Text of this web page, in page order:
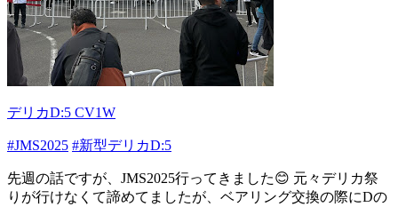
デリカD:5 CV1W
#JMS2025 #新型デリカD:5
先週の話ですが、JMS2025行ってきました😊 元々デリカ祭
りが行けなくて諦めてましたが、ベアリング交換の際にDの